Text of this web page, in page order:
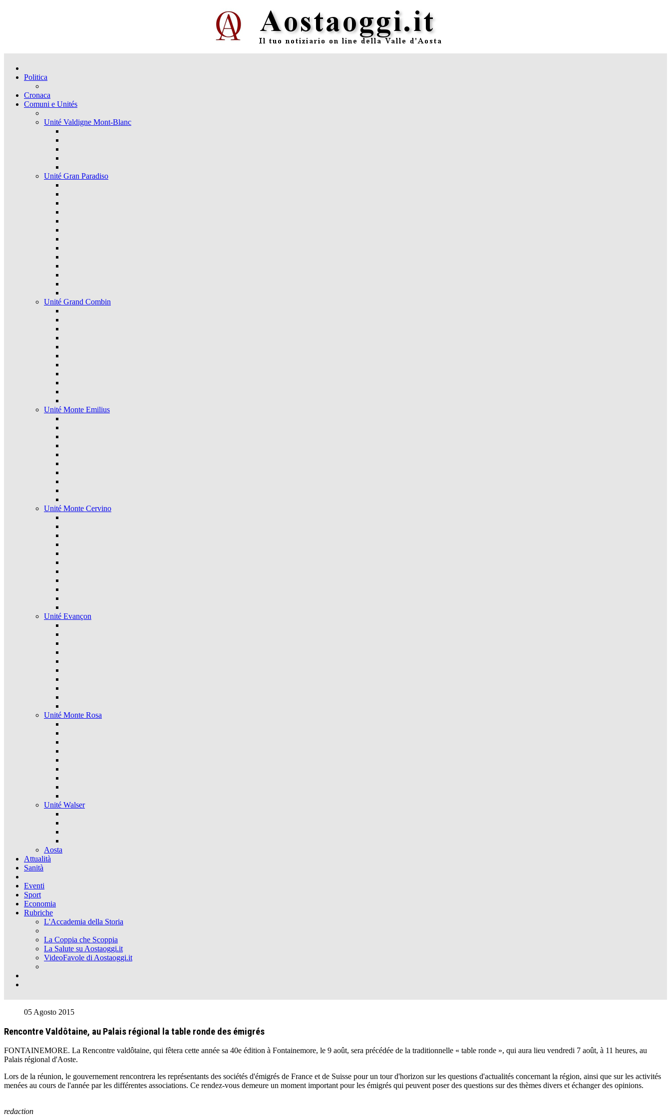
Politica
Cronaca
Comuni e Unités
Unité Valdigne Mont-Blanc
Unité Gran Paradiso
Unité Grand Combin
Unité Monte Emilius
Unité Monte Cervino
Unité Evançon
Unité Monte Rosa
Unité Walser
Aosta
Attualità
Sanità
Eventi
Sport
Economia
Rubriche
L'Accademia della Storia
La Coppia che Scoppia
La Salute su Aostaoggi.it
VideoFavole di Aostaoggi.it
05 Agosto 2015
Rencontre Valdôtaine, au Palais régional la table ronde des émigrés
FONTAINEMORE. La Rencontre valdôtaine, qui fêtera cette année sa 40e édition à Fontainemore, le 9 août, sera précédée de la traditionnelle « table ronde », qui aura lieu vendredi 7 août, à 11 heures, au
Palais régional d'Aoste.
Lors de la réunion, le gouvernement rencontrera les représentants des sociétés d'émigrés de France et de Suisse pour un tour d'horizon sur les questions d'actualités concernant la région, ainsi que sur les activités
menées au cours de l'année par les différentes associations. Ce rendez-vous demeure un moment important pour les émigrés qui peuvent poser des questions sur des thèmes divers et échanger des opinions.
redaction